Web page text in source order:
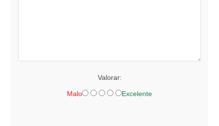
Valorar:
Malo Excelente